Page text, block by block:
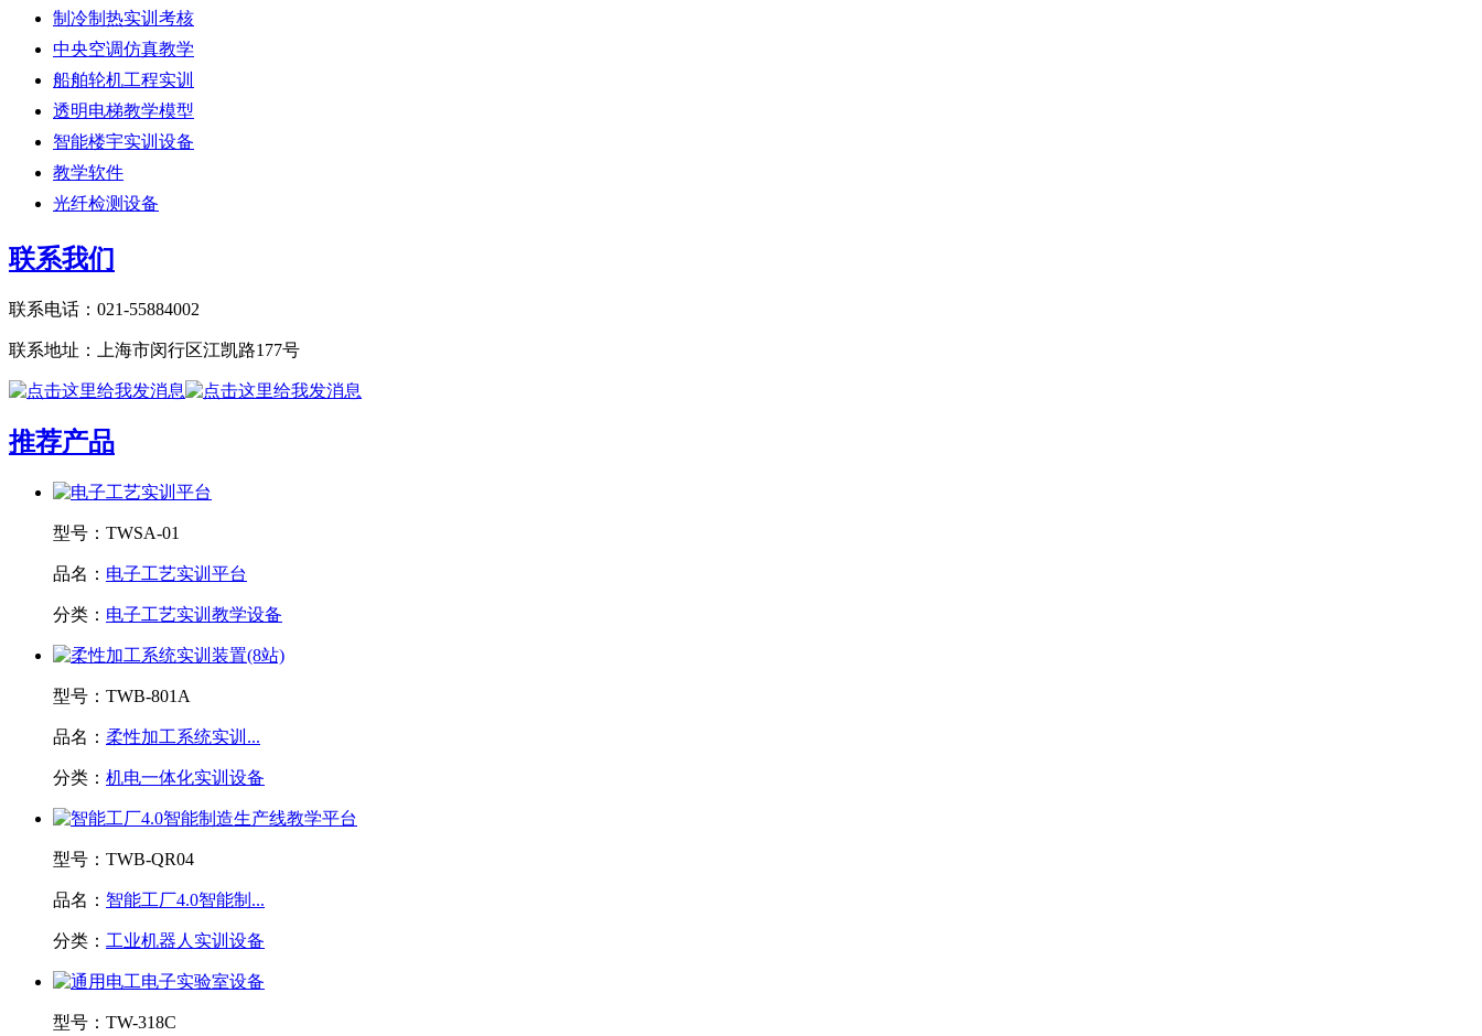
制冷制热实训考核
中央空调仿真教学
船舶轮机工程实训
透明电梯教学模型
智能楼宇实训设备
教学软件
光纤检测设备
联系我们
联系电话：021-55884002
联系地址：上海市闵行区江凯路177号
推荐产品
型号： TWSA-01
品名： 电子工艺实训平台
分类： 电子工艺实训教学设备
型号： TWB-801A
品名： 柔性加工系统实训...
分类： 机电一体化实训设备
型号： TWB-QR04
品名： 智能工厂4.0智能制...
分类： 工业机器人实训设备
型号： TW-318C